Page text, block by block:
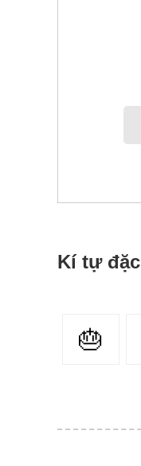
Kí tự
🎂